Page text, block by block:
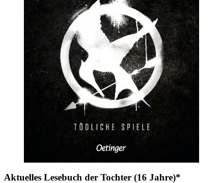
Aktuelles Lesebuch der Tochter (16 Jahre)*